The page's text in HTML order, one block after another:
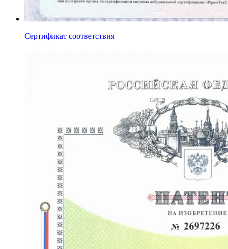
Сертификат соответствия